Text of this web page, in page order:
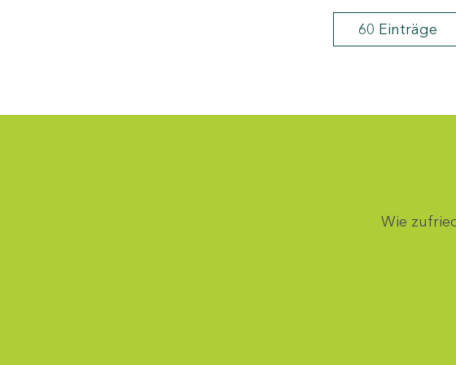
60 Einträge
Wie